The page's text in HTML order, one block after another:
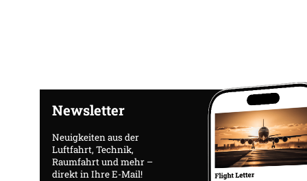
Newsletter
Neuigkeiten aus der
Luftfahrt, Technik,
Raumfahrt und mehr –
direkt in Ihre E-Mail!